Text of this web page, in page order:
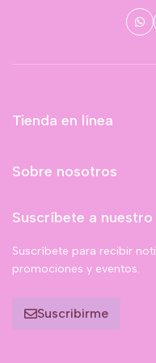
Tienda en línea
Sobre nosotros
Suscríbete a
Suscríbete para recibir
promociones y eventos.
Suscribirme